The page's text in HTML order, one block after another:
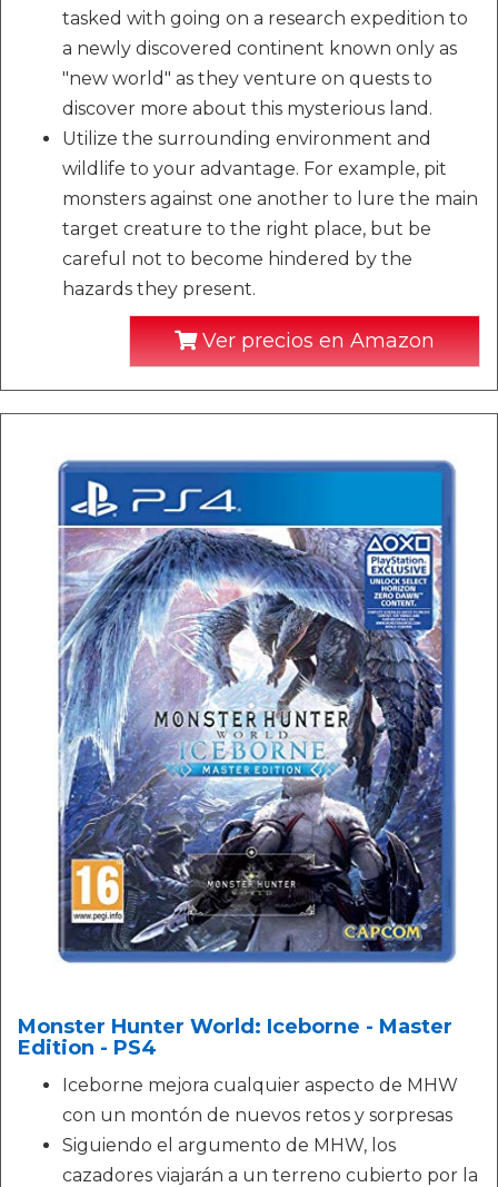
tasked with going on a research expedition to
a newly discovered continent known only as
"new world" as they venture on quests to
discover more about this mysterious land.
Utilize the surrounding environment and
wildlife to your advantage. For example, pit
monsters against one another to lure the main
target creature to the right place, but be
careful not to become hindered by the
hazards they present.
Ver precios en Amazon
Monster Hunter World: Iceborne - Master
Edition - PS4
Iceborne mejora cualquier aspecto de MHW
con un montón de nuevos retos y sorpresas
Siguiendo el argumento de MHW, los
cazadores viajarán a un terreno cubierto por la